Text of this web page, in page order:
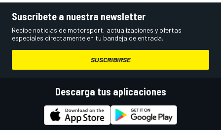
Suscríbete a nuestra newsletter
Recibe noticias de motorsport, actualizaciones y ofertas
especiales directamente en tu bandeja de entrada.
SUSCRIBIRSE
Descarga tus aplicaciones